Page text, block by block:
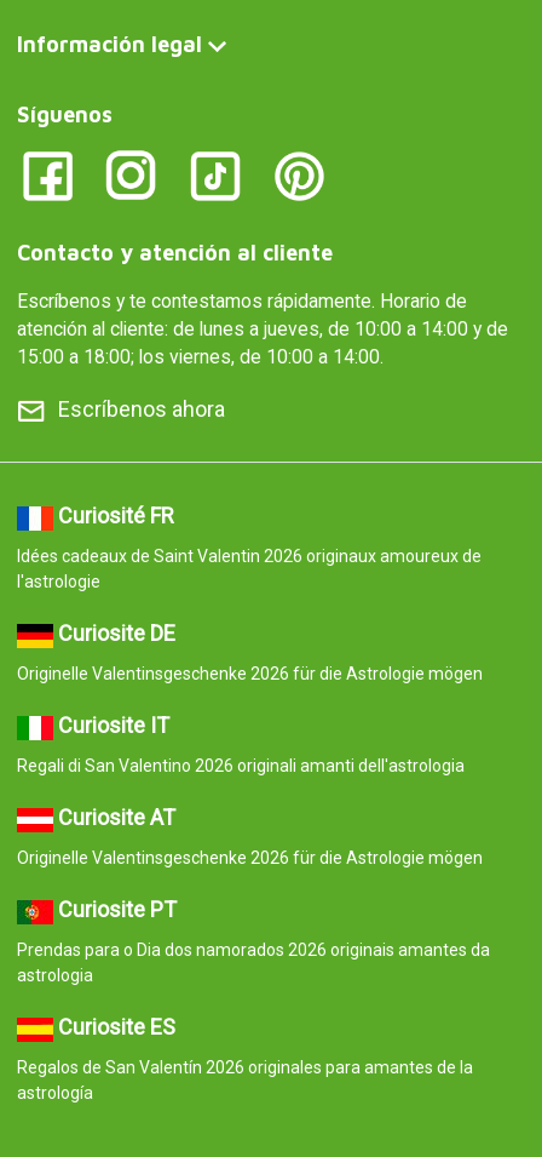
Información legal
Síguenos
Contacto y atención al cliente
Escríbenos y te contestamos rápidamente. Horario de
atención al cliente: de lunes a jueves, de 10:00 a 14:00 y de
15:00 a 18:00; los viernes, de 10:00 a 14:00.
Escríbenos ahora
Curiosité FR
Idées cadeaux de Saint Valentin 2026 originaux amoureux de
l'astrologie
Curiosite DE
Originelle Valentinsgeschenke 2026 für die Astrologie mögen
Curiosite IT
Regali di San Valentino 2026 originali amanti dell'astrologia
Curiosite AT
Originelle Valentinsgeschenke 2026 für die Astrologie mögen
Curiosite PT
Prendas para o Dia dos namorados 2026 originais amantes da
astrologia
Curiosite ES
Regalos de San Valentín 2026 originales para amantes de la
astrología